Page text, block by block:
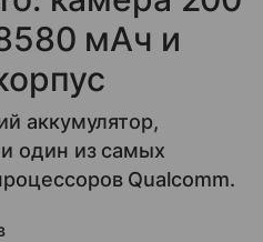
мАч и
аккумулятор,
один из самых
Qualcomm.